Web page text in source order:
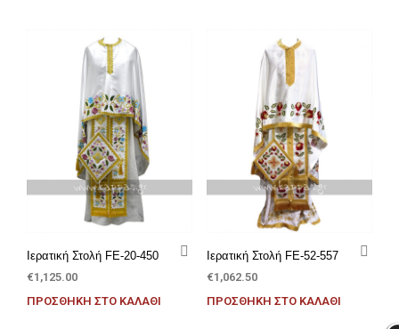
Ιερατική Στολή FE-20-450
€1,125.00
ΠΡΟΣΘΉΚΗ ΣΤΟ ΚΑΛΆΘΙ
Ιερατική Στολή FE-52-557
€1,062.50
ΠΡΟΣΘΉΚΗ ΣΤΟ ΚΑΛΆΘΙ